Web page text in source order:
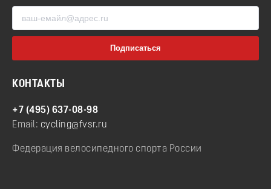
КОНТАКТЫ
+7 (495) 637-08-98
Email: cycling@fvsr.ru
Федерация велосипедного спорта России